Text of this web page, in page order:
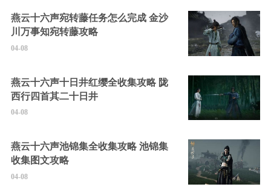
燕云十六声宛转藤任务怎么完成 金沙
川万事知宛转藤攻略
04-08
燕云十六声十日井红缨全收集攻略 陇
西行四首其二十日井
04-08
燕云十六声池锦集全收集攻略 池锦集
收集图文攻略
04-08